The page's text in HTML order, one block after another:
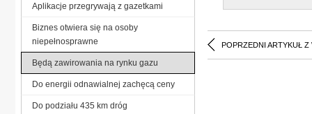
POPRZEDNI ARTYKUŁ Z
Aplikacje przegrywają z gazetkami
Biznes otwiera się na osoby
niepełnosprawne
Będą zawirowania na rynku gazu
Do energii odnawialnej zachęcą ceny
Do podziału 435 km dróg